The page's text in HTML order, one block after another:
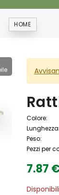
HOME
Colore:
Lunghezza:
Peso:
Pezzi per
7.87